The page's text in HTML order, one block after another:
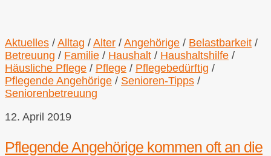
Aktuelles / Alltag / Alter / Angehörige / Belastbarkeit /
Betreuung / Familie / Haushalt / Haushaltshilfe /
Häusliche Pflege / Pflege / Pflegebedürftig /
Pflegende Angehörige / Senioren-Tipps /
Seniorenbetreuung
12. April 2019
Pflegende Angehörige kommen oft an die